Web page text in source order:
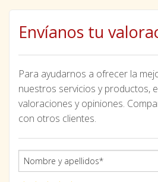
Envíanos tu
Para ayudarnos a ofrecer la
nuestros servicios y productos,
valoraciones y opiniones.
con otros clientes.